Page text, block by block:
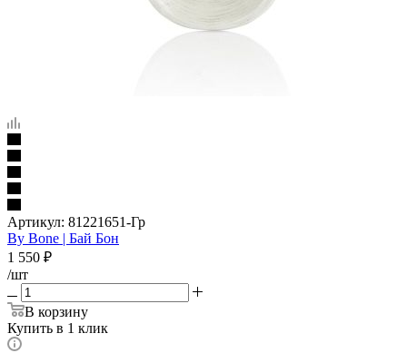
Артикул: 81221651-Гр
By Bone | Бай Бон
1 550 ₽
/шт
В корзину
Купить в 1 клик